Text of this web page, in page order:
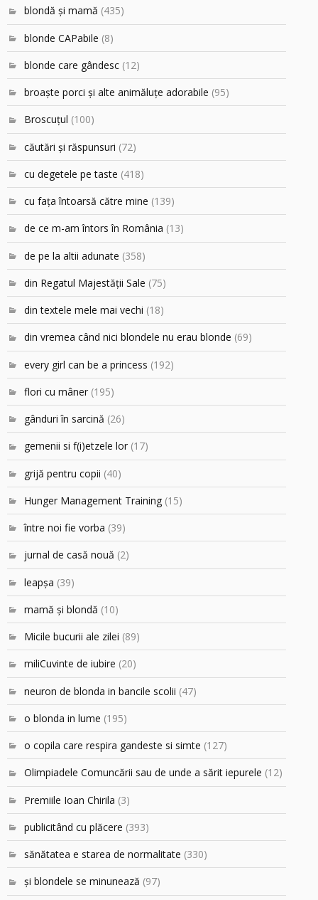
blondă şi mamă (435)
blonde CAPabile (8)
blonde care gândesc (12)
broaşte porci şi alte animăluţe adorabile (95)
Broscuțul (100)
căutări şi răspunsuri (72)
cu degetele pe taste (418)
cu faţa întoarsă către mine (139)
de ce m-am întors în România (13)
de pe la altii adunate (358)
din Regatul Majestăţii Sale (75)
din textele mele mai vechi (18)
din vremea când nici blondele nu erau blonde (69)
every girl can be a princess (192)
flori cu mâner (195)
gânduri în sarcină (26)
gemenii si f(i)etzele lor (17)
grijă pentru copii (40)
Hunger Management Training (15)
între noi fie vorba (39)
jurnal de casă nouă (2)
leapşa (39)
mamă şi blondă (10)
Micile bucurii ale zilei (89)
miliCuvinte de iubire (20)
neuron de blonda in bancile scolii (47)
o blonda in lume (195)
o copila care respira gandeste si simte (127)
Olimpiadele Comuncării sau de unde a sărit iepurele (12)
Premiile Ioan Chirila (3)
publicitând cu plăcere (393)
sănătatea e starea de normalitate (330)
şi blondele se minunează (97)